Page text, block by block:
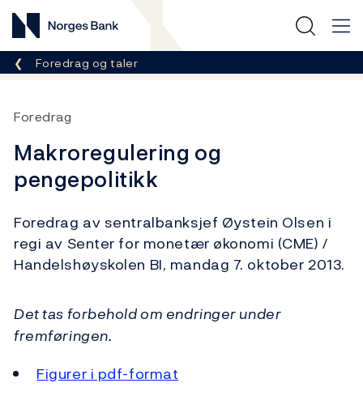
Norges Bank
Her er du nå:
Foredrag og taler
Foredrag
Makroregulering og
pengepolitikk
Foredrag av sentralbanksjef Øystein Olsen i
regi av Senter for monetær økonomi (CME) /
Handelshøyskolen BI, mandag 7. oktober 2013.
Det tas forbehold om endringer under
fremføringen.
Figurer i pdf-format